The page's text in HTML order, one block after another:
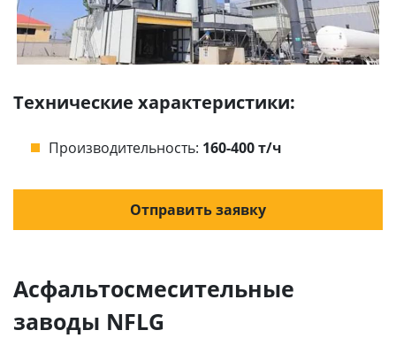
Технические характеристики:
Производительность: 160-400 т/ч
Отправить заявку
Асфальтосмесительные
заводы NFLG